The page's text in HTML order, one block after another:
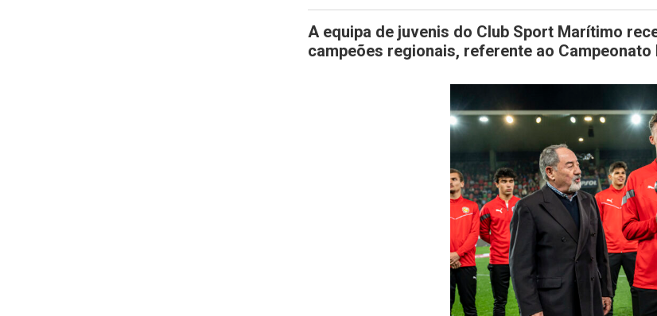
A equipa de juvenis do Club Sport Marítimo
campeões regionais, referente ao